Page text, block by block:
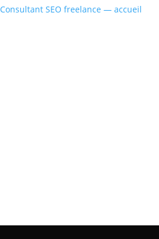
Consultant SEO freelance — accueil